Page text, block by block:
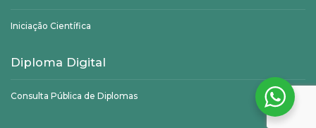
Iniciação Científica
Diploma Digital
Consulta Pública de Diplomas